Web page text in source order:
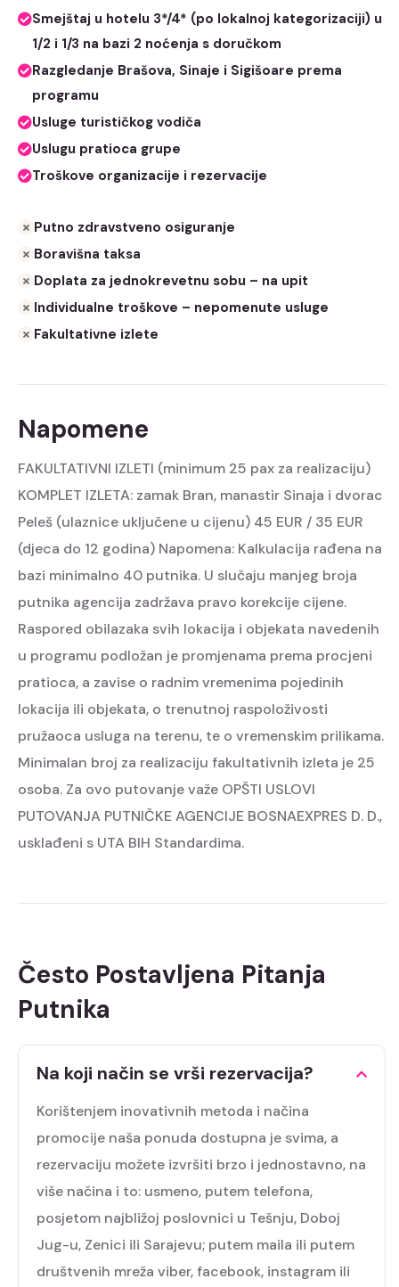
Smejštaj u hotelu 3*/4* (po lokalnoj kategorizaciji) u
1/2 i 1/3 na bazi 2 noćenja s doručkom
Razgledanje Brašova, Sinaje i Sigišoare prema
programu
Usluge turističkog vodiča
Uslugu pratioca grupe
Troškove organizacije i rezervacije
Putno zdravstveno osiguranje
Boravišna taksa
Doplata za jednokrevetnu sobu – na upit
Individualne troškove – nepomenute usluge
Fakultativne izlete
Napomene
FAKULTATIVNI IZLETI (minimum 25 pax za realizaciju)
KOMPLET IZLETA: zamak Bran, manastir Sinaja i dvorac
Peleš (ulaznice uključene u cijenu) 45 EUR / 35 EUR
(djeca do 12 godina) Napomena: Kalkulacija rađena na
bazi minimalno 40 putnika. U slučaju manjeg broja
putnika agencija zadržava pravo korekcije cijene.
Raspored obilazaka svih lokacija i objekata navedenih
u programu podložan je promjenama prema procjeni
pratioca, a zavise o radnim vremenima pojedinih
lokacija ili objekata, o trenutnoj raspoloživosti
pružaoca usluga na terenu, te o vremenskim prilikama.
Minimalan broj za realizaciju fakultativnih izleta je 25
osoba. Za ovo putovanje važe OPŠTI USLOVI
PUTOVANJA PUTNIČKE AGENCIJE BOSNAEXPRES D. D.,
usklađeni s UTA BIH Standardima.
Često Postavljena Pitanja
Putnika
Na koji način se vrši rezervacija?
Korištenjem inovativnih metoda i načina
promocije naša ponuda dostupna je svima, a
rezervaciju možete izvršiti brzo i jednostavno, na
više načina i to: usmeno, putem telefona,
posjetom najbližoj poslovnici u Tešnju, Doboj
Jug-u, Zenici ili Sarajevu; putem maila ili putem
društvenih mreža viber, facebook, instagram ili